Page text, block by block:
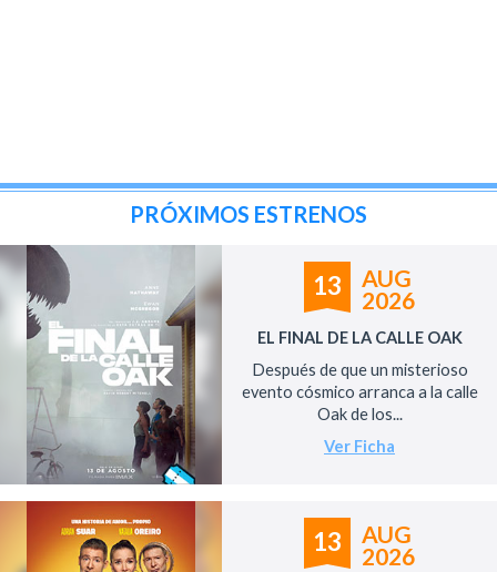
PRÓXIMOS ESTRENOS
13
AUG
2026
EL FINAL DE LA CALLE OAK
Después de que un misterioso
evento cósmico arranca a la calle
Oak de los...
Ver Ficha
13
AUG
2026